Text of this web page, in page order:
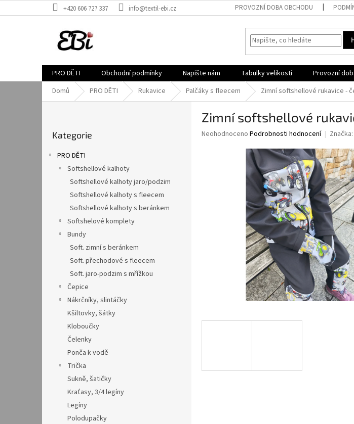
na
+420 606 727 337 info@textil-ebi.cz PROVOZNÍ DOBA OBCHODU
PRO DĚTI Obchodní podmínky Napište nám Tabulky velikostí Provozní
Domů
PRO DĚTI Rukavice Palčáky s fleecem Zimní softshellové rukavice -
kategorie
Kategorie
PRO DĚTI
Softshellové kalhoty
Softshellové kalhoty jaro/podzim
Softshellové kalhoty s fleecem
Softshellové kalhoty s beránkem
Softshelové komplety
Bundy
Soft. zimní s beránkem
Soft. přechodové s fleecem
Soft. jaro-podzim s mřížkou
Čepice
Nákrčníky, slintáčky
Kšiltovky, šátky
Kloboučky
Čelenky
Ponča k vodě
Trička
Sukně, šatičky
Kraťasy, 3/4 legíny
Legíny
Polodupačky
Zimní softshellové
Průměrné
Neohodnoceno Podrobnosti hodnocení Značka: